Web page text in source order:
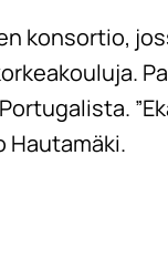
konsortio,
Hautamäki.